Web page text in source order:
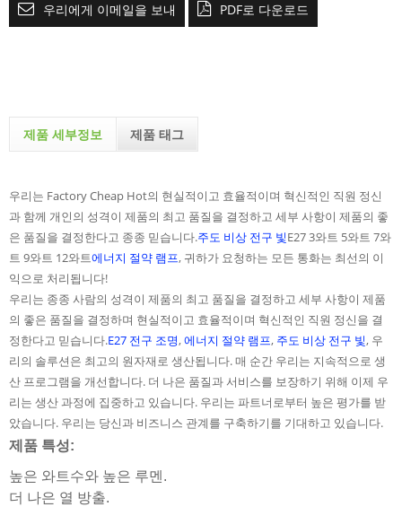
우리에게 이메일을 보내 PDF로 다운로드
제품 세부정보 제품 태그
우리는 Factory Cheap Hot의 현실적이고 효율적이며 혁신적인 직원 정신
과 함께 개인의 성격이 제품의 최고 품질을 결정하고 세부 사항이 제품의 좋
은 품질을 결정한다고 종종 믿습니다.주도 비상 전구 빛E27 3와트 5와트 7와
트 9와트 12와트에너지 절약 램프, 귀하가 요청하는 모든 통화는 최선의 이
익으로 처리됩니다!
우리는 종종 사람의 성격이 제품의 최고 품질을 결정하고 세부 사항이 제품
의 좋은 품질을 결정하며 현실적이고 효율적이며 혁신적인 직원 정신을 결
정한다고 믿습니다.E27 전구 조명,에너지 절약 램프, 주도 비상 전구 빛, 우
리의 솔루션은 최고의 원자재로 생산됩니다. 매 순간 우리는 지속적으로 생
산 프로그램을 개선합니다. 더 나은 품질과 서비스를 보장하기 위해 이제 우
리는 생산 과정에 집중하고 있습니다. 우리는 파트너로부터 높은 평가를 받
았습니다. 우리는 당신과 비즈니스 관계를 구축하기를 기대하고 있습니다.
제품 특성:
높은 와트수와 높은 루멘.
더 나은 열 방출.